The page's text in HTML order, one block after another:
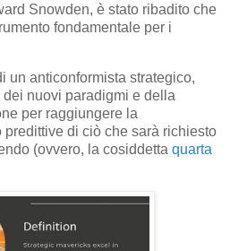
Snowden, è stato ribadito che
fondamentale per i
un anticonformista strategico,
nuovi paradigmi e della
per raggiungere la
di ciò che sarà richiesto
(ovvero, la cosiddetta quarta